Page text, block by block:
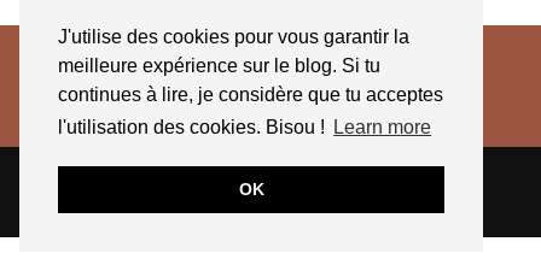
J'utilise des cookies pour vous garantir la
meilleure expérience sur le blog. Si tu
continues à lire, je considère que tu acceptes
l'utilisation des cookies. Bisou !
Learn more
OK
THEME CREATED BYpipdig